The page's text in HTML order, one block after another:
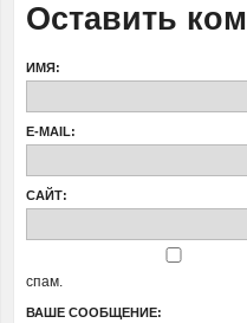
Оставить
ИМЯ:
E-MAIL:
САЙТ:
спам.
ВАШЕ СООБЩЕНИЕ: